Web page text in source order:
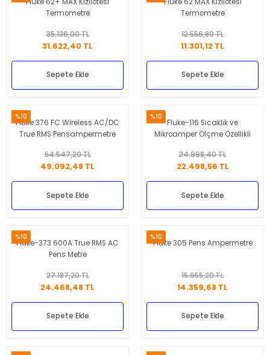
Termometre
35.136,00 TL
31.622,40 TL
Sepete Ekle
Termometre
12.556,80 TL
11.301,12 TL
Sepete Ekle
%10
Fluke 376 FC Wireless AC/DC
True RMS Pensampermetre
54.547,20 TL
49.092,48 TL
Sepete Ekle
%10
Fluke-116 Sıcaklık ve
Mikroamper Ölçme Özellikli
24.998,40 TL
22.498,56 TL
Sepete Ekle
%10
Fluke-373 600A True RMS AC
Pens Metre
27.187,20 TL
24.468,48 TL
Sepete Ekle
%10
Fluke 305 Pens Ampermetre
15.955,20 TL
14.359,68 TL
Sepete Ekle